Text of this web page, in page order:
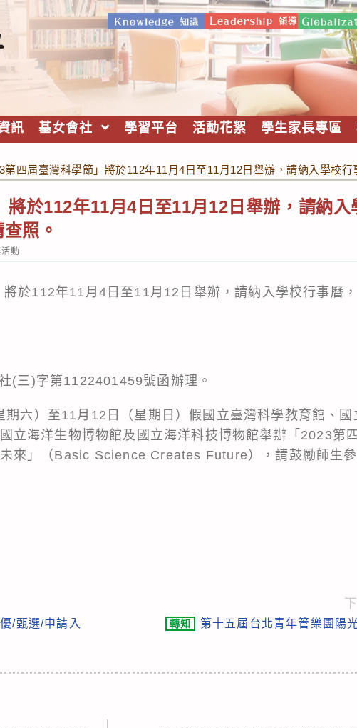
訊 基女會社 學習平台 活動花絮 學生家長專區
第四屆臺灣科學節」將於112年11月4日至11月12日舉辦，請納入學校行
將於112年11月4日至11月12日舉辦，請納入
照。
動
於112年11月4日至11月12日舉辦，請納入學校行事曆
(三)字第1122401459號函辦理。
六）至11月12日（星期日）假國立臺灣科學教育館、國
立海洋生物博物館及國立海洋科技博物館舉辦「2023第
來」（Basic Science Creates Future），請鼓勵師生
/甄選/申請入
轉知 第十五屆台北青年管樂團陽